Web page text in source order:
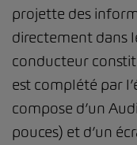
projette des
directement dans
conducteur
est complété par
compose d’un
pouces) et d’un